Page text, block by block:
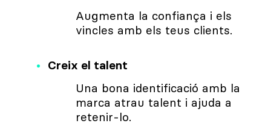
Augmenta la confiança i els
vincles amb els teus clients.
Creix el talent
Una bona identificació amb la
marca atrau talent i ajuda a
retenir-lo.